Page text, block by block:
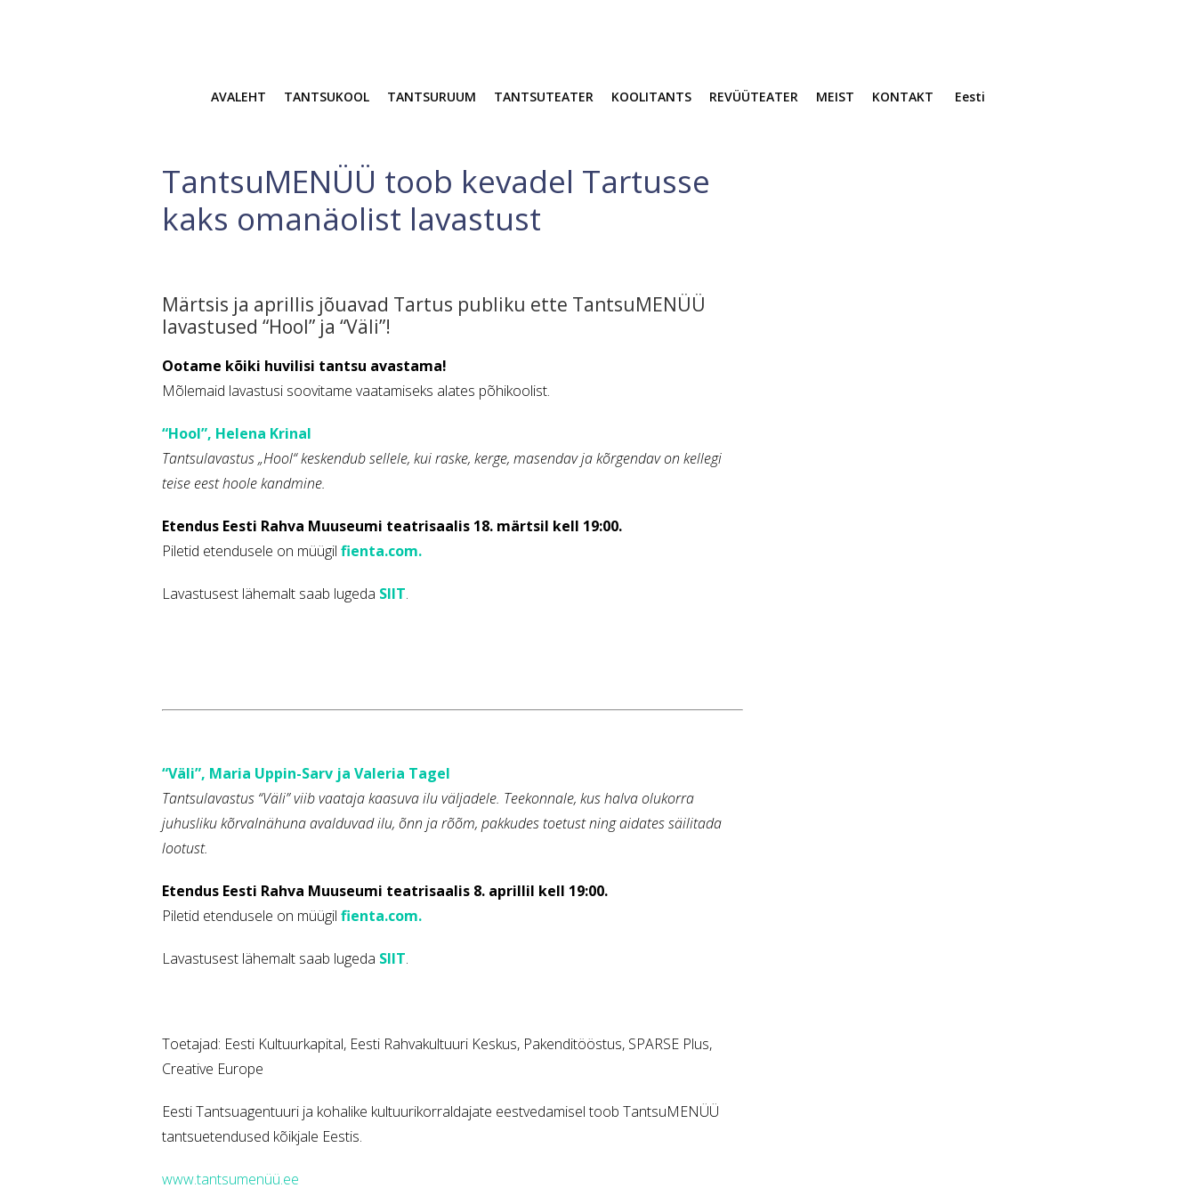
AVALEHT TANTSUKOOL TANTSURUUM TANTSUTEATER KOOLITANTS REVÜÜTEATER MEIST KONTAKT Eesti
TantsuMENÜÜ toob kevadel Tartusse
kaks omanäolist lavastust
Märtsis ja aprillis jõuavad Tartus publiku ette TantsuMENÜÜ
lavastused “Hool” ja “Väli”!
Ootame kõiki huvilisi tantsu avastama!
Mõlemaid lavastusi soovitame vaatamiseks alates põhikoolist.
“Hool”, Helena Krinal
Tantsulavastus „Hool“ keskendub sellele, kui raske, kerge, masendav ja kõrgendav on kellegi
teise eest hoole kandmine.
Etendus Eesti Rahva Muuseumi teatrisaalis 18. märtsil kell 19:00.
Piletid etendusele on müügil fienta.com.
Lavastusest lähemalt saab lugeda SIIT.
“Väli”, Maria Uppin-Sarv ja Valeria Tagel
Tantsulavastus “Väli” viib vaataja kaasuva ilu väljadele. Teekonnale, kus halva olukorra
juhusliku kõrvalnähuna avalduvad ilu, õnn ja rõõm, pakkudes toetust ning aidates säilitada
lootust.
Etendus Eesti Rahva Muuseumi teatrisaalis 8. aprillil kell 19:00.
Piletid etendusele on müügil fienta.com.
Lavastusest lähemalt saab lugeda SIIT.
Toetajad: Eesti Kultuurkapital, Eesti Rahvakultuuri Keskus, Pakenditööstus, SPARSE Plus,
Creative Europe
Eesti Tantsuagentuuri ja kohalike kultuurikorraldajate eestvedamisel toob TantsuMENÜÜ
tantsuetendused kõikjale Eestis.
www.tantsumenüü.ee